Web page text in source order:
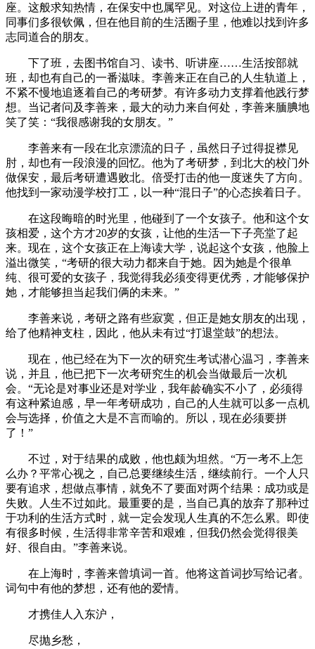
座。这般求知热情，在保安中也属罕见。对这位上进的青年，
同事们多很钦佩，但在他目前的生活圈子里，他难以找到许多
志同道合的朋友。
下了班，去图书馆自习、读书、听讲座……生活按部就
班，却也有自己的一番滋味。李善来正在自己的人生轨道上，
不紧不慢地追逐着自己的考研梦。有许多动力支撑着他践行梦
想。当记者问及李善来，最大的动力来自何处，李善来腼腆地
笑了笑：“我很感谢我的女朋友。”
李善来有一段在北京漂流的日子，虽然日子过得捉襟见
肘，却也有一段浪漫的回忆。他为了考研梦，到北大的校门外
做保安，最后考研遭遇败北。倍受打击的他一度迷失了方向。
他找到一家动漫学校打工，以一种“混日子”的心态挨着日子。
在这段晦暗的时光里，他碰到了一个女孩子。他和这个女
孩相爱，这个方才20岁的女孩，让他的生活一下子亮堂了起
来。现在，这个女孩正在上海读大学，说起这个女孩，他脸上
溢出微笑，“考研的很大动力都来自于她。因为她是个很单
纯、很可爱的女孩子，我觉得我必须变得更优秀，才能够保护
她，才能够担当起我们俩的未来。”
李善来说，考研之路有些寂寞，但正是她女朋友的出现，
给了他精神支柱，因此，他从未有过“打退堂鼓”的想法。
现在，他已经在为下一次的研究生考试潜心温习，李善来
说，并且，他已把下一次考研究生的机会当做最后一次机
会。“无论是对事业还是对学业，我年龄确实不小了，必须得
有这种紧迫感，早一年考研成功，自己的人生就可以多一点机
会与选择，价值之大是不言而喻的。所以，现在必须要拼
了！”
不过，对于结果的成败，他也颇为坦然。“万一考不上怎
么办？平常心视之，自己总要继续生活，继续前行。一个人只
要有追求，想做点事情，就免不了要面对两个结果：成功或是
失败。人生不过如此。最重要的是，当自己真的放弃了那种过
于功利的生活方式时，就一定会发现人生真的不怎么累。即使
有很多时候，生活得非常辛苦和艰难，但我仍然会觉得很美
好、很自由。”李善来说。
在上海时，李善来曾填词一首。他将这首词抄写给记者。
词句中有他的梦想，还有他的爱情。
才携佳人入东沪，
尽抛乡愁，